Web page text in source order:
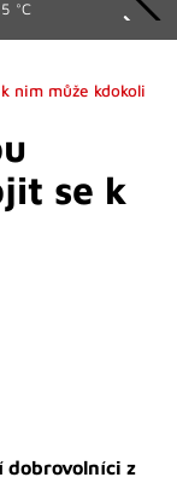
°C
nim může kdokoli
se k
dobrovolníci z